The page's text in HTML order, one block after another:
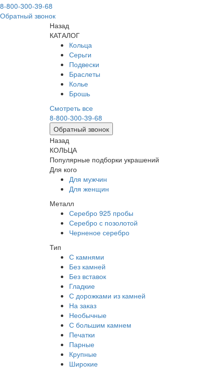
8-800-300-39-68
Обратный звонок
Назад
КАТАЛОГ
Кольца
Серьги
Подвески
Браслеты
Колье
Брошь
Смотреть все
8-800-300-39-68
Обратный звонок
Назад
КОЛЬЦА
Популярные подборки украшений
Для кого
Для мужчин
Для женщин
Металл
Серебро 925 пробы
Серебро с позолотой
Черненое серебро
Тип
С камнями
Без камней
Без вставок
Гладкие
С дорожками из камней
На заказ
Необычные
С большим камнем
Печатки
Парные
Крупные
Широкие